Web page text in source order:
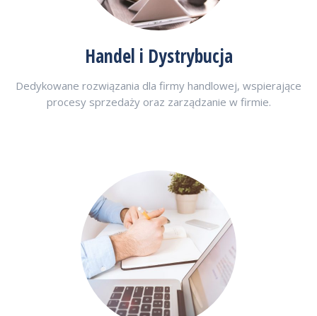
Handel i Dystrybucja
Dedykowane rozwiązania dla firmy handlowej, wspierające
procesy sprzedaży oraz zarządzanie w firmie.